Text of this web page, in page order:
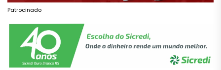
Patrocinado